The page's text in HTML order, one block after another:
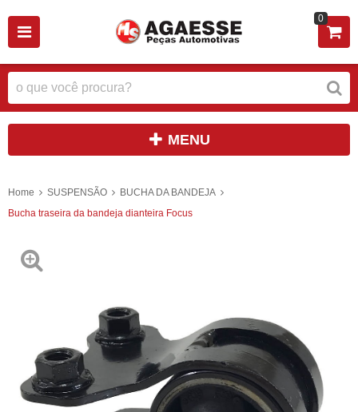
0
MENU
Home SUSPENSÃO
BUCHA DA BANDEJA
Bucha traseira da bandeja dianteira Focus